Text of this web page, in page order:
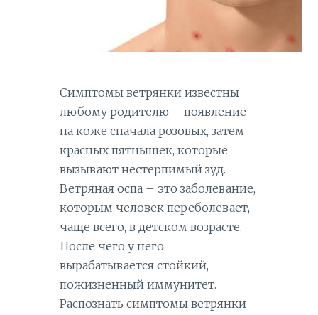
Симптомы ветрянки известны
любому родителю – появление
на коже сначала розовых, затем
красных пятнышек, которые
вызывают нестерпимый зуд.
Ветряная оспа – это заболевание,
которым человек переболевает,
чаще всего, в детском возрасте.
После чего у него
вырабатывается стойкий,
пожизненный иммунитет.
Распознать симптомы ветрянки